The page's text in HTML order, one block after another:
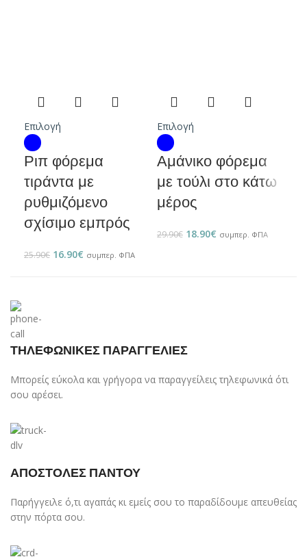
Επιλογή
Ριπ φόρεμα
τιράντα με
ρυθμιζόμενο
σχίσιμο εμπρός
25.90€ 16.90€ συμπερ. ΦΠΑ
Επιλογή
Αμάνικο φόρεμα
με τούλι στο κάτω
μέρος
29.90€ 18.90€ συμπερ. ΦΠΑ
ΤΗΛΕΦΩΝΙΚΕΣ ΠΑΡΑΓΓΕΛΙΕΣ
Μπορείς εύκολα και γρήγορα να παραγγείλεις τηλεφωνικά ότι
σου αρέσει.
ΑΠΟΣΤΟΛΕΣ ΠΑΝΤΟΥ
Παρήγγειλε ό,τι αγαπάς κι εμείς σου το παραδίδουμε απευθείας
στην πόρτα σου.